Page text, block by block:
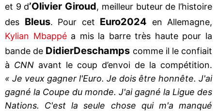
et 9 d’Olivier Giroud, meilleur buteur de l’histoire
des Bleus. Pour cet Euro2024 en Allemagne,
Kylian Mbappé a mis la barre très haute pour la
bande de DidierDeschamps comme il le confiait
à CNN avant le coup d’envoi de la compétition.
« Je veux gagner l'Euro. Je dois être honnête. J'ai
gagné la Coupe du monde. J'ai gagné la Ligue des
Nations. C'est la seule chose qui m'a manqué